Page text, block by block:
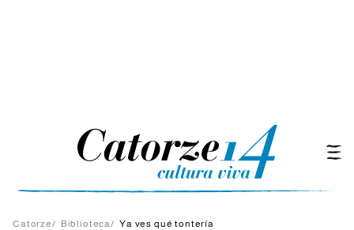
Catorze/ Biblioteca/ Ya ves qué tontería